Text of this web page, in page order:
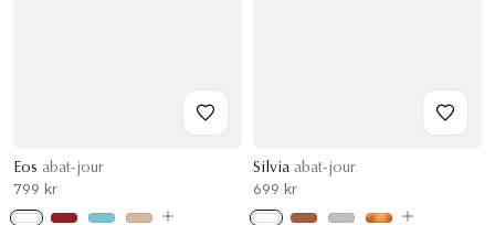
Eos abat-jour
799 kr
Silvia abat-jour
699 kr